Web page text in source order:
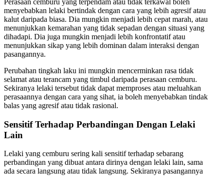
menyebabkan lelaki bertindak dengan cara yang lebih agresif atau
kalut daripada biasa. Dia mungkin menjadi lebih cepat marah, atau
menunjukkan kemarahan yang tidak sepadan dengan situasi yang
dihadapi. Dia juga mungkin menjadi lebih konfrontatif atau
menunjukkan sikap yang lebih dominan dalam interaksi dengan
pasangannya.
Perubahan tingkah laku ini mungkin mencerminkan rasa tidak
selamat atau terancam yang timbul daripada perasaan cemburu.
Sekiranya lelaki tersebut tidak dapat memproses atau meluahkan
perasaannya dengan cara yang sihat, ia boleh menyebabkan tindak
balas yang agresif atau tidak rasional.
Sensitif Terhadap Perbandingan Dengan Lelaki
Lain
Lelaki yang cemburu sering kali sensitif terhadap sebarang
perbandingan yang dibuat antara dirinya dengan lelaki lain, sama
ada secara langsung atau tidak langsung. Sekiranya pasangannya